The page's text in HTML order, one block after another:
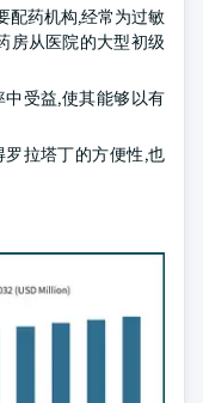
配药机构,经常为过敏
房从医院的大型初级
受益,使其能够以有
拉塔丁的方便性,也